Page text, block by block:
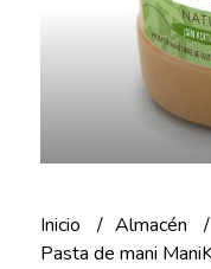
Inicio Almacén
Pasta de mani